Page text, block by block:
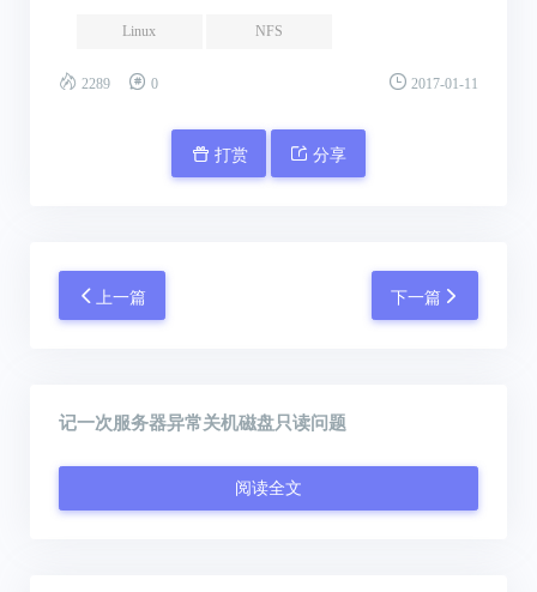
Linux NFS
2289 0 2017-01-11
打赏 分享
上一篇 下一篇
记一次服务器异常关机磁盘只读问题
阅读全文